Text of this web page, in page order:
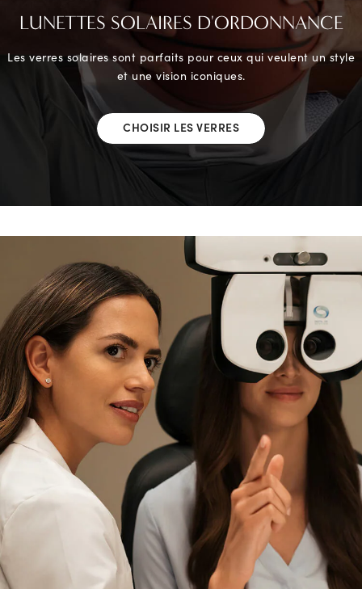
LUNETTES SOLAIRES D'ORDONNANCE
Les verres solaires sont parfaits pour ceux qui veulent un style
et une vision iconiques.
CHOISIR LES VERRES